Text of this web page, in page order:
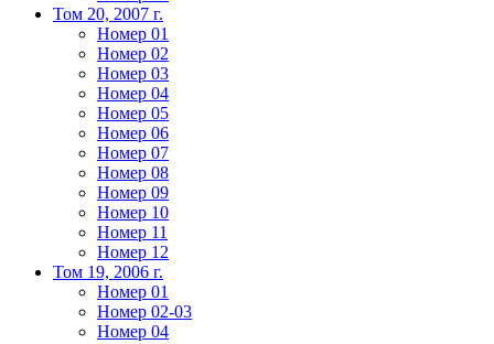
Том 20, 2007 г.
Номер 01
Номер 02
Номер 03
Номер 04
Номер 05
Номер 06
Номер 07
Номер 08
Номер 09
Номер 10
Номер 11
Номер 12
Том 19, 2006 г.
Номер 01
Номер 02-03
Номер 04